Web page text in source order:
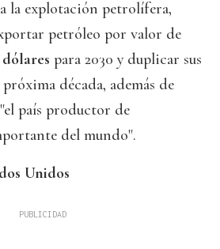
la explotación petrolífera,
petróleo por valor de
para 2030 y duplicar sus
década, además de
país productor de
del mundo".
Unidos